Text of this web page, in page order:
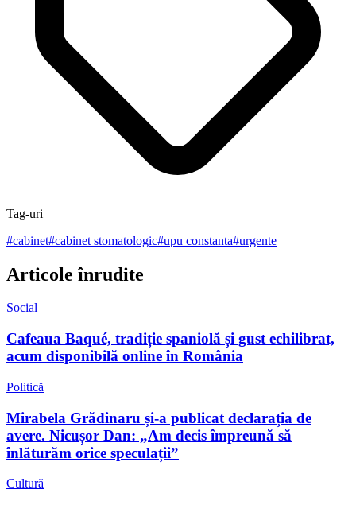
Tag-uri
#cabinet#cabinet stomatologic#upu constanta#urgente
Articole înrudite
Social
Cafeaua Baqué, tradiție spaniolă și gust echilibrat,
acum disponibilă online în România
Politică
Mirabela Grădinaru și-a publicat declarația de
avere. Nicușor Dan: „Am decis împreună să
înlăturăm orice speculații”
Cultură